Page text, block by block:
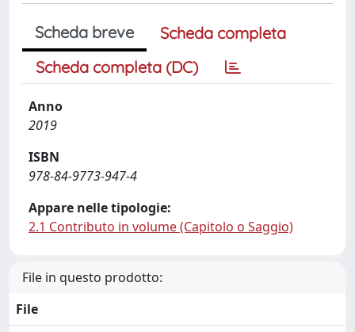
Scheda breve
Scheda completa
Scheda completa (DC)
Anno
2019
ISBN
978-84-9773-947-4
Appare nelle tipologie:
2.1 Contributo in volume (Capitolo o Saggio)
File in questo prodotto:
File